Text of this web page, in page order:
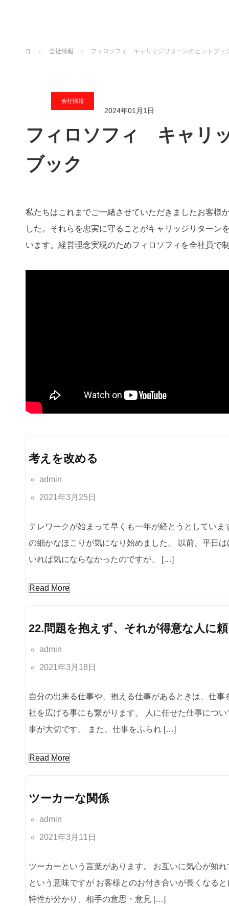
ホーム 会社情報 フィロソフィ キャリッジリターンのヒントブッ
会社情報
2024年01月1日
フィロソフィ キャリ
ブック
私たちはこれまでご一緒させていただきましたお客様
した。それらを忠実に守ることがキャリッジリターン
います。経営理念実現のためフィロソフィを全社員で
考えを改める
admin
2021年3月25日
テレワークが始まって早くも一年が経とうとしてい
の細かなほこりが気になり始めました。 以前、平日
いれば気にならなかったのですが、 […]
Read More
22.問題を抱えず、それが得意な人に
admin
2021年3月18日
自分の出来る仕事や、抱える仕事があるときは、仕
社を広げる事にも繋がります。 人に任せた仕事につ
事が大切です。 また、仕事をふられ […]
Read More
ツーカーな関係
admin
2021年3月11日
ツーカーという言葉があります。 お互いに気心が知
という意味ですが お客様とのお付き合いが長くなる
特性が分かり、相手の意思・意見 […]